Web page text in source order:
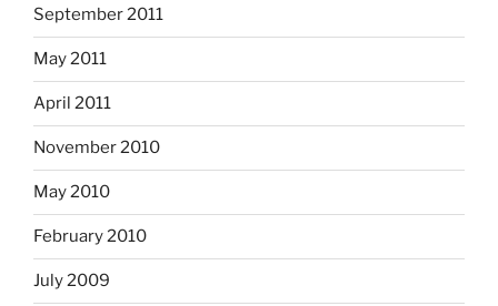
September 2011
May 2011
April 2011
November 2010
May 2010
February 2010
July 2009